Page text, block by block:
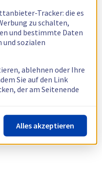
Tracker: die es
zu schalten,
und bestimmte Daten
und sozialen
ablehnen oder Ihre
Sie auf den Link
der am Seitenende
in unsererRichtlinie
Alles akzeptieren